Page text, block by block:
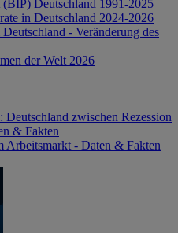
Deutschland 1991-2025
in Deutschland 2024-2026
- Veränderung des
der Welt 2026
Deutschland zwischen Rezession
& Fakten
Arbeitsmarkt - Daten & Fakten